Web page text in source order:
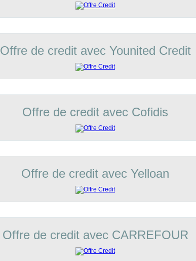
Offre de credit avec Younited Credit
Offre de credit avec Cofidis
Offre de credit avec Yelloan
Offre de credit avec CARREFOUR